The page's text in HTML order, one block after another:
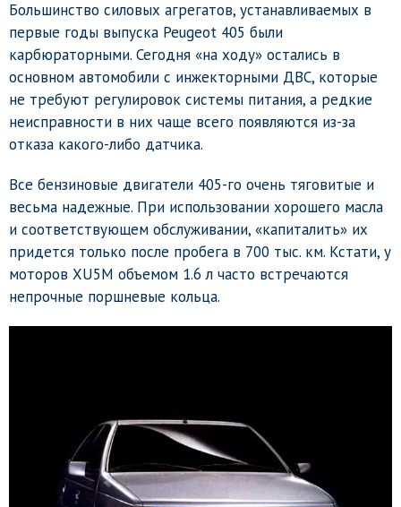
Большинство силовых агрегатов, устанавливаемых в
первые годы выпуска Peugeot 405 были
карбюраторными. Сегодня «на ходу» остались в
основном автомобили с инжекторными ДВС, которые
не требуют регулировок системы питания, а редкие
неисправности в них чаще всего появляются из-за
отказа какого-либо датчика.
Все бензиновые двигатели 405-го очень тяговитые и
весьма надежные. При использовании хорошего масла
и соответствующем обслуживании, «капиталить» их
придется только после пробега в 700 тыс. км. Кстати, у
моторов XU5M объемом 1.6 л часто встречаются
непрочные поршневые кольца.